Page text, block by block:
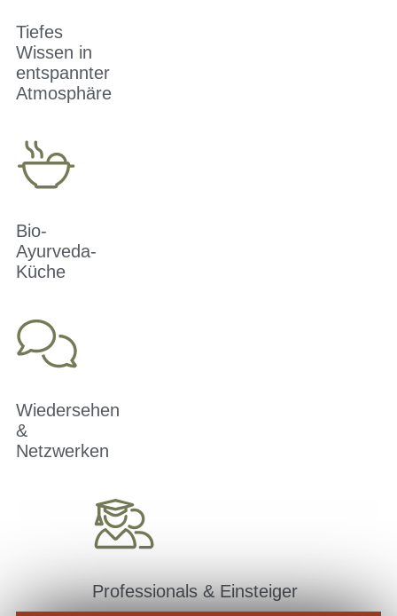
Tiefes
Wissen in
entspannter
Atmosphäre
Bio-
Ayurveda-
Küche
Wiedersehen
&
Netzwerken
Professionals & Einsteiger